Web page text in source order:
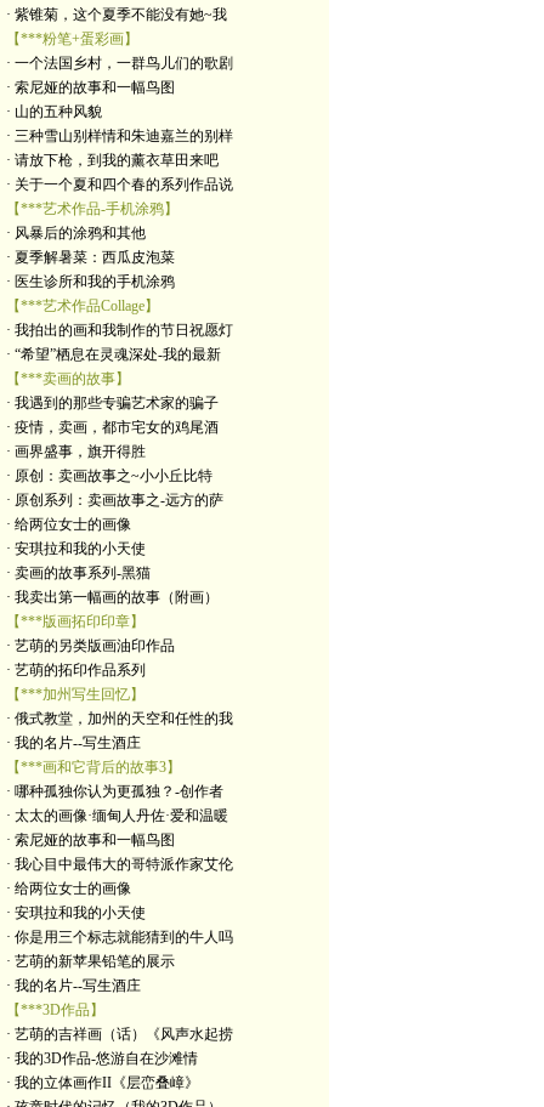
· 紫锥菊，这个夏季不能没有她~我
【***粉笔+蛋彩画】
· 一个法国乡村，一群鸟儿们的歌剧
· 索尼娅的故事和一幅鸟图
· 山的五种风貌
· 三种雪山别样情和朱迪嘉兰的别样
· 请放下枪，到我的薰衣草田来吧
· 关于一个夏和四个春的系列作品说
【***艺术作品-手机涂鸦】
· 风暴后的涂鸦和其他
· 夏季解暑菜：西瓜皮泡菜
· 医生诊所和我的手机涂鸦
【***艺术作品Collage】
· 我拍出的画和我制作的节日祝愿灯
· “希望”栖息在灵魂深处-我的最新
【***卖画的故事】
· 我遇到的那些专骗艺术家的骗子
· 疫情，卖画，都市宅女的鸡尾酒
· 画界盛事，旗开得胜
· 原创：卖画故事之~小小丘比特
· 原创系列：卖画故事之-远方的萨
· 给两位女士的画像
· 安琪拉和我的小天使
· 卖画的故事系列-黑猫
· 我卖出第一幅画的故事（附画）
【***版画拓印印章】
· 艺萌的另类版画油印作品
· 艺萌的拓印作品系列
【***加州写生回忆】
· 俄式教堂，加州的天空和任性的我
· 我的名片--写生酒庄
【***画和它背后的故事3】
· 哪种孤独你认为更孤独？-创作者
· 太太的画像·缅甸人丹佐·爱和温暖
· 索尼娅的故事和一幅鸟图
· 我心目中最伟大的哥特派作家艾伦
· 给两位女士的画像
· 安琪拉和我的小天使
· 你是用三个标志就能猜到的牛人吗
· 艺萌的新苹果铅笔的展示
· 我的名片--写生酒庄
【***3D作品】
· 艺萌的吉祥画（话）《风声水起捞
· 我的3D作品-悠游自在沙滩情
· 我的立体画作II《层峦叠嶂》